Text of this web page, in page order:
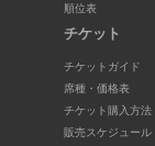
順位表
チケット
チケットガイド
席種・価格表
チケット購入方法
販売スケジュール